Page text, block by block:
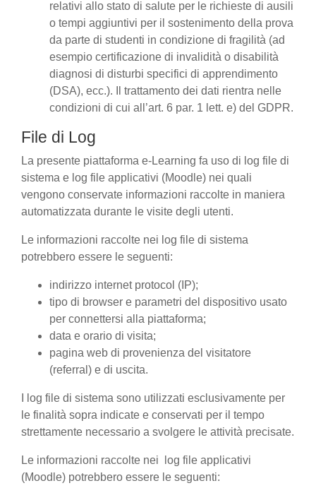
relativi allo stato di salute per le richieste di ausili
o tempi aggiuntivi per il sostenimento della prova
da parte di studenti in condizione di fragilità (ad
esempio certificazione di invalidità o disabilità
diagnosi di disturbi specifici di apprendimento
(DSA), ecc.). Il trattamento dei dati rientra nelle
condizioni di cui all’art. 6 par. 1 lett. e) del GDPR.
File di Log
La presente piattaforma e-Learning fa uso di log file di
sistema e log file applicativi (Moodle) nei quali
vengono conservate informazioni raccolte in maniera
automatizzata durante le visite degli utenti.
Le informazioni raccolte nei log file di sistema
potrebbero essere le seguenti:
indirizzo internet protocol (IP);
tipo di browser e parametri del dispositivo usato
per connettersi alla piattaforma;
data e orario di visita;
pagina web di provenienza del visitatore
(referral) e di uscita.
I log file di sistema sono utilizzati esclusivamente per
le finalità sopra indicate e conservati per il tempo
strettamente necessario a svolgere le attività precisate.
Le informazioni raccolte nei log file applicativi
(Moodle) potrebbero essere le seguenti: